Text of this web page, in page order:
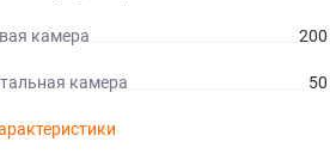
камера
камера